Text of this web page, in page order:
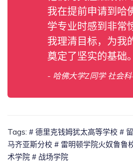
我在提前申请到哈
学专业时感到非常
我理清目标，为我
奠定了坚实的基础。
- 哈佛大学Z同学 社会
Tags: # 德里克钱姆犹太高等学校 #
马齐亚斯分校 # 雷明顿学院火奴鲁鲁
术学院 # 战场学院